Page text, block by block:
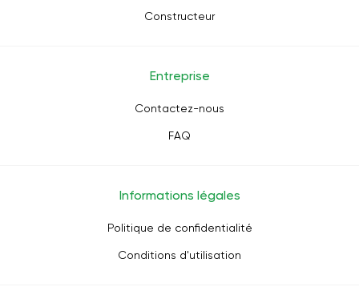
Constructeur
Entreprise
Contactez-nous
FAQ
Informations légales
Politique de confidentialité
Conditions d'utilisation